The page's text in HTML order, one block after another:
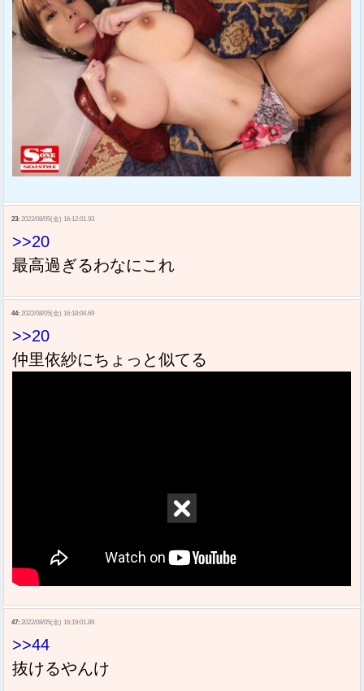
23: 2022/08/05(金) 16:12:01.93
>>20
最高過ぎるわなにこれ
44: 2022/08/05(金) 16:18:04.69
>>20
仲里依紗にちょっと似てる
47: 2022/08/05(金) 16:19:01.89
>>44
抜けるやんけ